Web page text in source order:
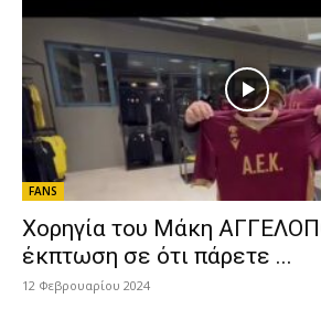
FANS
Χορηγία του Μάκη
έκπτωση σε ότι πάρετε ...
12 Φεβρουαρίου 2024